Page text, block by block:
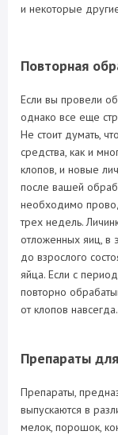
и некоторые
Повторная
Если вы провели
однако все еще
Не стоит думать,
средства, как и
клопов, и новые
после вашей
необходимо
трех недель.
отложенных яиц, в
до взрослого
яйца. Если с
повторно
от клопов навсегда.
Препараты
Препараты,
выпускаются в
мелок, порошок,